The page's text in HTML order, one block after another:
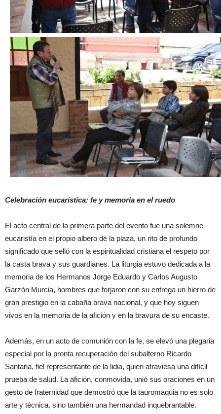
Celebración eucarística: fe y memoria en el ruedo
El acto central de la primera parte del evento fue una solemne
eucaristía en el propio albero de la plaza, un rito de profundo
significado que selló con la espiritualidad cristiana el respeto por
la casta brava y sus guardianes. La liturgia estuvo dedicada a la
memoria de los Hermanos Jorge Eduardo y Carlos Augusto
Garzón Murcia, hombres que forjaron con su entrega un hierro de
gran prestigio en la cabaña brava nacional, y que hoy siguen
vivos en la memoria de la afición y en la bravura de su encaste.
Además, en un acto de comunión con la fe, se elevó una plegaria
especial por la pronta recuperación del subalterno Ricardo
Santana, fiel representante de la lidia, quien atraviesa una difícil
prueba de salud. La afición, conmovida, unió sus oraciones en un
gesto de fraternidad que demostró que la tauromaquia no es solo
arte y técnica, sino también una hermandad inquebrantable.